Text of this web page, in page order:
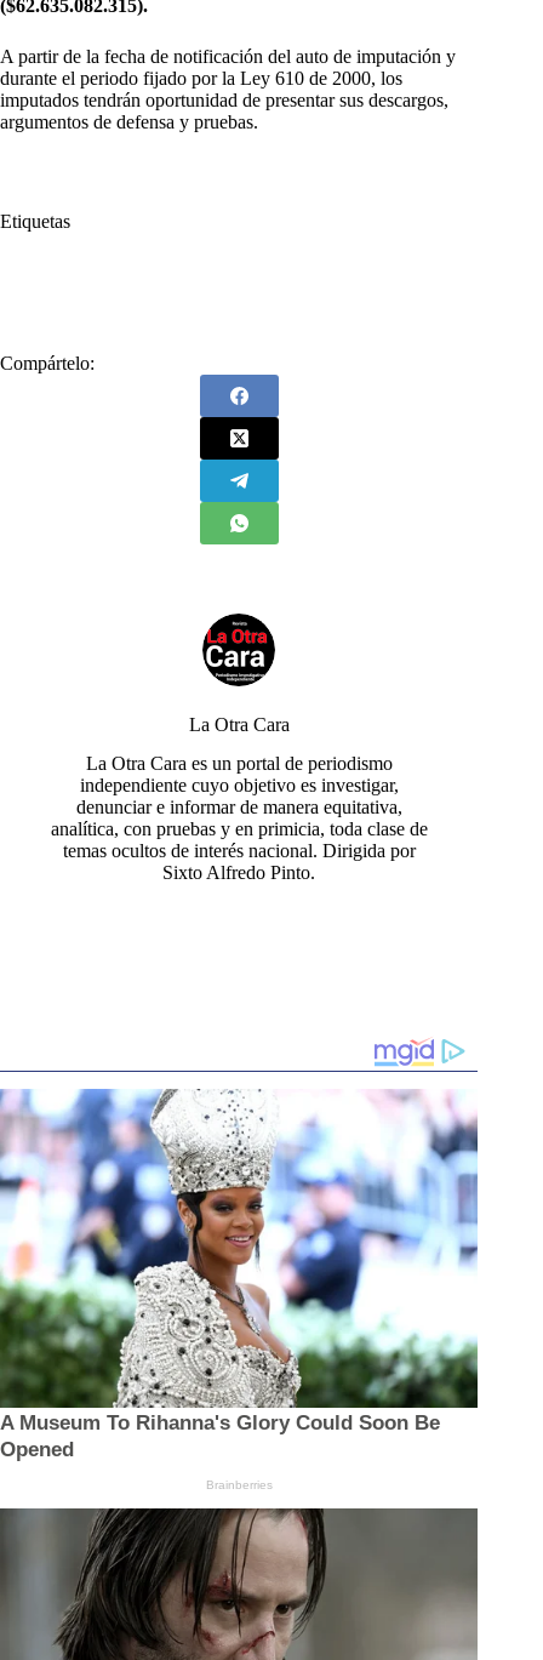
($62.635.082.315).
A partir de la fecha de notificación del auto de imputación y
durante el periodo fijado por la Ley 610 de 2000, los
imputados tendrán oportunidad de presentar sus descargos,
argumentos de defensa y pruebas.
Etiquetas
Compártelo:
La Otra Cara
La Otra Cara es un portal de periodismo
independiente cuyo objetivo es investigar,
denunciar e informar de manera equitativa,
analítica, con pruebas y en primicia, toda clase de
temas ocultos de interés nacional. Dirigida por
Sixto Alfredo Pinto.